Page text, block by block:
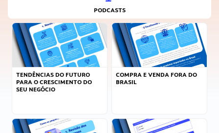
PODCASTS
TENDÊNCIAS DO FUTURO
PARA O CRESCIMENTO DO
SEU NEGÓCIO
COMPRA E VENDA FORA DO
BRASIL